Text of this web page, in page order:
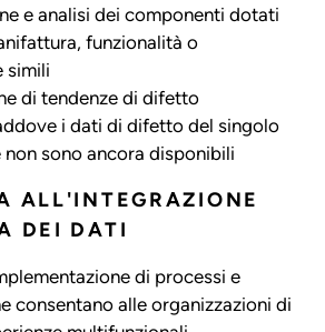
e analisi dei componenti dotati
funzionalità o
simili
di tendenze di difetto
i dati di difetto del singolo
sono ancora disponibili
ALL'INTEGRAZIONE
DEI DATI
di processi e
consentano alle organizzazioni di